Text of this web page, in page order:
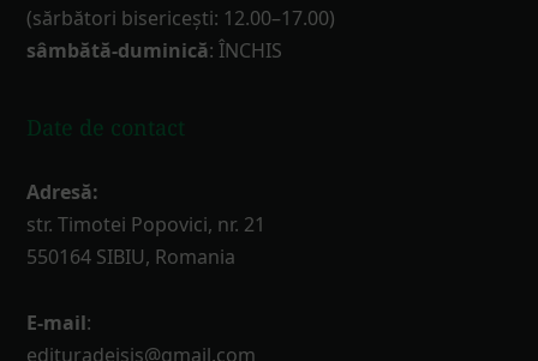
(sărbători bisericești: 12.00–17.00)
sâmbătă-duminică: ÎNCHIS
Date de contact
Adresă:
str. Timotei Popovici, nr. 21
550164 SIBIU, Romania
E-mail:
edituradeisis@gmail.com